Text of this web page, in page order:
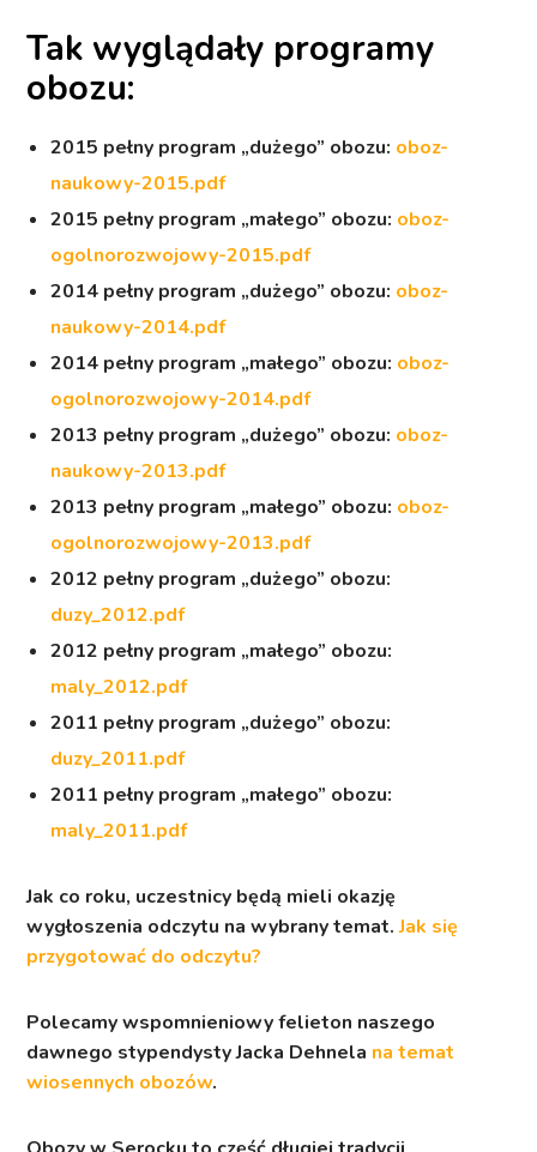
Tak wyglądały programy
obozu:
2015 pełny program „dużego” obozu: oboz-
naukowy-2015.pdf
2015 pełny program „małego” obozu: oboz-
ogolnorozwojowy-2015.pdf
2014 pełny program „dużego” obozu: oboz-
naukowy-2014.pdf
2014 pełny program „małego” obozu: oboz-
ogolnorozwojowy-2014.pdf
2013 pełny program „dużego” obozu: oboz-
naukowy-2013.pdf
2013 pełny program „małego” obozu: oboz-
ogolnorozwojowy-2013.pdf
2012 pełny program „dużego” obozu:
duzy_2012.pdf
2012 pełny program „małego” obozu:
maly_2012.pdf
2011 pełny program „dużego” obozu:
duzy_2011.pdf
2011 pełny program „małego” obozu:
maly_2011.pdf
Jak co roku, uczestnicy będą mieli okazję
wygłoszenia odczytu na wybrany temat.Jak się
przygotować do odczytu?
Polecamy wspomnieniowy felieton naszego
dawnego stypendystyJacka Dehnela na temat
wiosennych obozów.